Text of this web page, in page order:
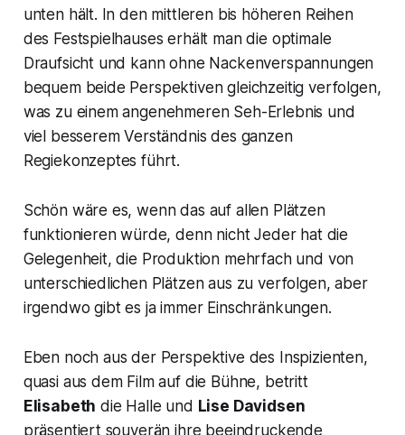
unten hält. In den mittleren bis höheren Reihen
des Festspielhauses erhält man die optimale
Draufsicht und kann ohne Nackenverspannungen
bequem beide Perspektiven gleichzeitig verfolgen,
was zu einem angenehmeren Seh-Erlebnis und
viel besserem Verständnis des ganzen
Regiekonzeptes führt.
Schön wäre es, wenn das auf allen Plätzen
funktionieren würde, denn nicht Jeder hat die
Gelegenheit, die Produktion mehrfach und von
unterschiedlichen Plätzen aus zu verfolgen, aber
irgendwo gibt es ja immer Einschränkungen.
Eben noch aus der Perspektive des Inspizienten,
quasi aus dem Film auf die Bühne, betritt
Elisabeth die Halle und Lise Davidsen
präsentiert souverän ihre beeindruckende